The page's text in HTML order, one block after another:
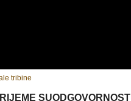
tribine
SUODGOVORNOSTI